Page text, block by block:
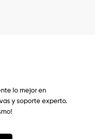
lo mejor en
y soporte experto.